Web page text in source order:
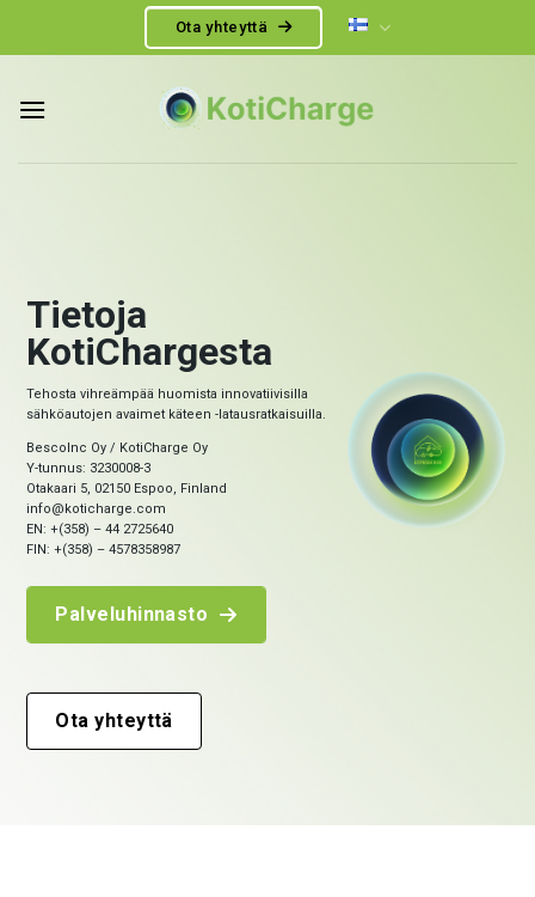
Ota yhteyttä
Tietoja
KotiChargesta
Tehosta vihreämpää huomista innovatiivisilla
sähköautojen avaimet käteen -latausratkaisuilla.
BescoInc Oy / KotiCharge Oy
Y-tunnus: 3230008-3
Otakaari 5, 02150 Espoo, Finland
info@koticharge.com
EN: +(358) – 44 2725640
FIN: +(358) – 4578358987
Palveluhinnasto
Ota yhteyttä